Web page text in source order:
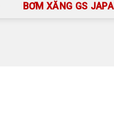
BƠM XĂNG GS